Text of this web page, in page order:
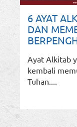
6 AYAT
DAN
Ayat Alkitab
kembali
Tuhan....